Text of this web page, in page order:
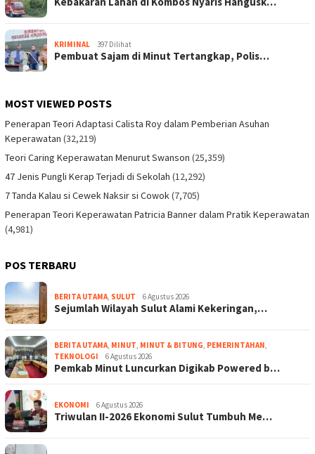
KRIMINAL 397 Dilihat
Pembuat Sajam di Minut Tertangkap, Polis…
MOST VIEWED POSTS
Penerapan Teori Adaptasi Calista Roy dalam Pemberian Asuhan
Keperawatan (32,219)
Teori Caring Keperawatan Menurut Swanson (25,359)
47 Jenis Pungli Kerap Terjadi di Sekolah (12,292)
7 Tanda Kalau si Cewek Naksir si Cowok(7,705)
Penerapan Teori Keperawatan Patricia Banner dalam Pratik Keperawatan
(4,981)
POS TERBARU
BERITA UTAMA, SULUT 6 Agustus 2026
Sejumlah Wilayah Sulut Alami Kekeringan,…
BERITA UTAMA, MINUT, MINUT & BITUNG, PEMERINTAHAN,
TEKNOLOGI
6 Agustus 2026
Pemkab Minut Luncurkan Digikab Powered b…
EKONOMI 6 Agustus 2026
Triwulan II-2026 Ekonomi Sulut Tumbuh Me…